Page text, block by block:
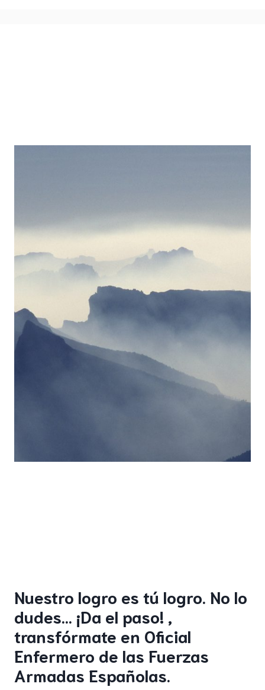
Nuestro logro es tú logro. No lo
dudes… ¡Da el paso! ,
transfórmate en Oficial
Enfermero de las Fuerzas
Armadas Españolas.